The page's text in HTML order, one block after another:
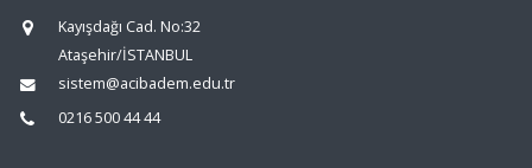
Kayışdağı Cad. No:32
Ataşehir/İSTANBUL
sistem@acibadem.edu.tr
0216 500 44 44